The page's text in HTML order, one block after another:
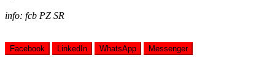
info: fcb PZ SR
Facebook LinkedIn WhatsApp Messenger